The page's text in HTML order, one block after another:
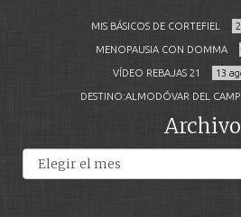
MIS BÁSICOS DE CORTEFIEL
MENOPAUSIA CON DOMMA
VÍDEO REBAJAS 21 13
DESTINO:ALMODÓVAR DEL
Archivo